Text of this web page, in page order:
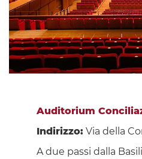
Auditorium
Indirizzo: Via della
A due passi dalla